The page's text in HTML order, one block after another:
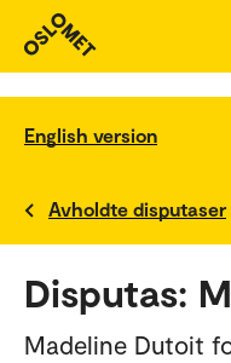
English version
Avholdte disputaser
Disputas:
Madeline Dutoit